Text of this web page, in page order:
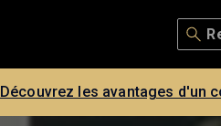
Découvrez les avantages d'un